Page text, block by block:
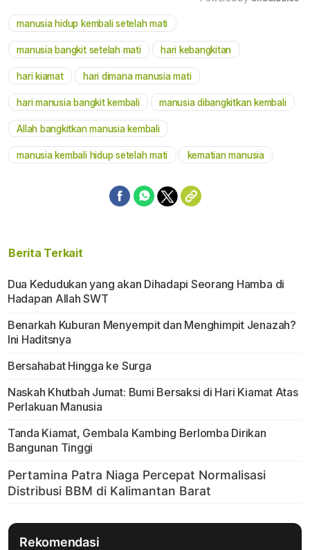
manusia hidup kembali setelah mati
manusia bangkit setelah mati hari kebangkitan
hari kiamat hari dimana manusia mati
hari manusia bangkit kembali manusia dibangkitkan kembali
Allah bangkitkan manusia kembali
manusia kembali hidup setelah mati kematian manusia
Berita Terkait
Dua Kedudukan yang akan Dihadapi Seorang Hamba di
Hadapan Allah SWT
Benarkah Kuburan Menyempit dan Menghimpit Jenazah?
Ini Haditsnya
Bersahabat Hingga ke Surga
Naskah Khutbah Jumat: Bumi Bersaksi di Hari Kiamat Atas
Perlakuan Manusia
Tanda Kiamat, Gembala Kambing Berlomba Dirikan
Bangunan Tinggi
Rekomendasi